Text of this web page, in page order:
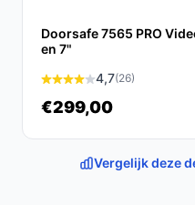
Doorsafe 7565 PRO
en 7"
4,7(26)
€299,00
Vergelijk deze